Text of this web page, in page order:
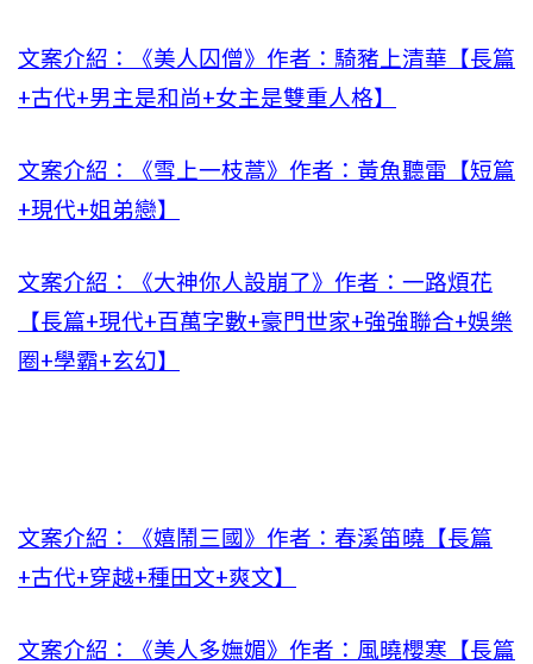
文案介紹：《美人囚僧》作者：騎豬上清華【長篇
+古代+男主是和尚+女主是雙重人格】
文案介紹：《雪上一枝蒿》作者：黃魚聽雷【短篇
+現代+姐弟戀】
文案介紹：《大神你人設崩了》作者：一路煩花
【長篇+現代+百萬字數+豪門世家+強強聯合+娛樂
圈+學霸+玄幻】
文案介紹：《嬉鬧三國》作者：春溪笛曉【長篇
+古代+穿越+種田文+爽文】
文案介紹：《美人多嫵媚》作者：風曉櫻寒【長篇